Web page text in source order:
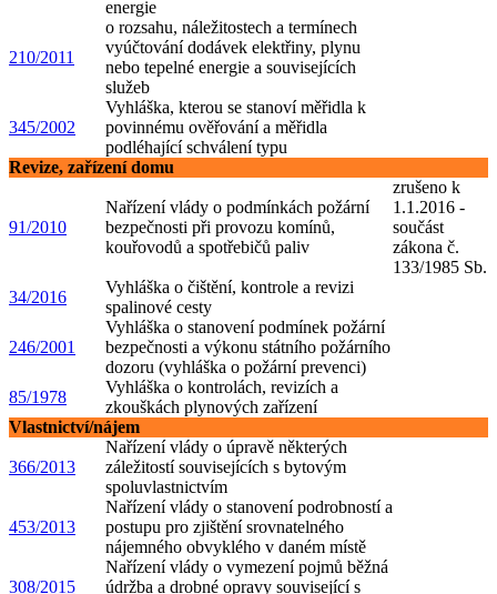
energie
210/2011
o rozsahu, náležitostech a termínech
vyúčtování dodávek elektřiny, plynu
nebo tepelné energie a souvisejících
služeb
345/2002
Vyhláška, kterou se stanoví měřidla k
povinnému ověřování a měřidla
podléhající schválení typu
Revize, zařízení domu
91/2010
Nařízení vlády o podmínkách požární
bezpečnosti při provozu komínů,
kouřovodů a spotřebičů paliv
zrušeno k
1.1.2016 -
součást
zákona č.
133/1985 Sb.
34/2016
Vyhláška o čištění, kontrole a revizi
spalinové cesty
246/2001
Vyhláška o stanovení podmínek požární
bezpečnosti a výkonu státního požárního
dozoru (vyhláška o požární prevenci)
85/1978
Vyhláška o kontrolách, revizích a
zkouškách plynových zařízení
Vlastnictví/nájem
366/2013
Nařízení vlády o úpravě některých
záležitostí souvisejících s bytovým
spoluvlastnictvím
453/2013
Nařízení vlády o stanovení podrobností a
postupu pro zjištění srovnatelného
nájemného obvyklého v daném místě
308/2015
Nařízení vlády o vymezení pojmů běžná
údržba a drobné opravy související s